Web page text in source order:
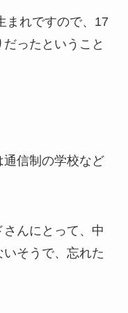
まれですので、17
ったということ
信制の学校など
んにとって、中
そうで、忘れた